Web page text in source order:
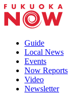
Guide
Local News
Events
Now Reports
Video
Newsletter